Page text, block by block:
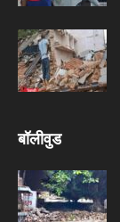
बॉलीवुड